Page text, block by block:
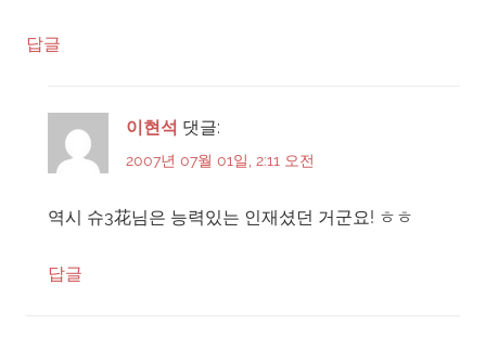
답글
이현석 댓글:
2007년 07월 01일, 2:11 오전
역시 슈3花님은 능력있는 인재셨던 거군요! ㅎㅎ
답글